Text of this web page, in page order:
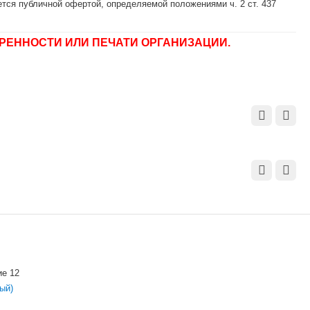
публичной офертой, определяемой положениями ч. 2 ст. 437
ИЛИ ПЕЧАТИ ОРГАНИЗАЦИИ.
12